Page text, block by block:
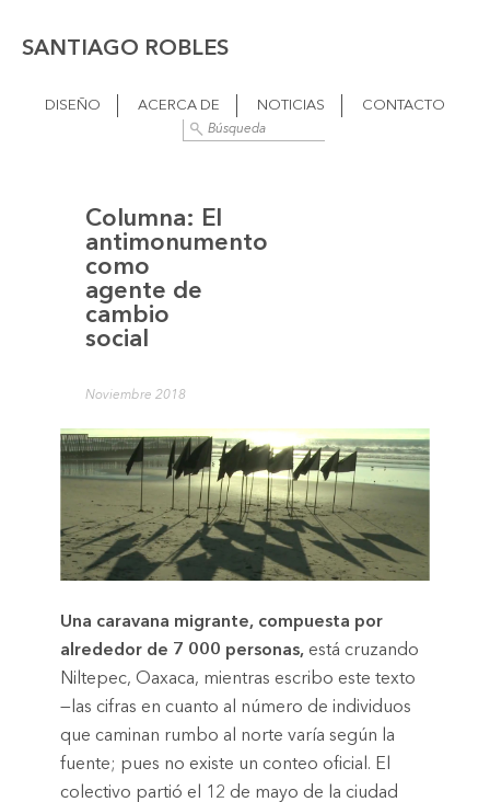
SANTIAGO ROBLES
DISEÑO ACERCA DE NOTICIAS CONTACTO
Columna: El
antimonumento
como
agente de
cambio
social
Noviembre 2018
Una caravana migrante, compuesta por
alrededor de 7 000 personas,está cruzando
Niltepec, Oaxaca, mientras escribo este texto
—las cifras en cuanto al número de individuos
que caminan rumbo al norte varía según la
fuente; pues no existe un conteo oficial. El
colectivo partió el 12 de mayo de la ciudad